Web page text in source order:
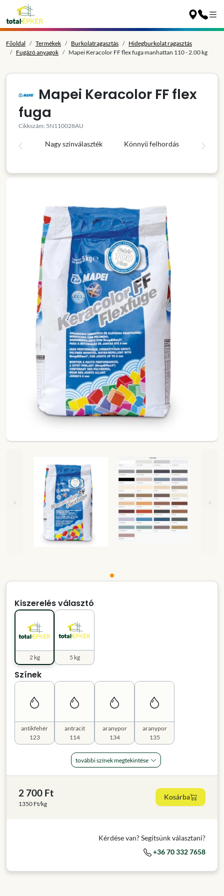
Főoldal Termékek Burkolatragasztás
Hidegburkolat ragasztás
Fugázó anyagok
Mapei Keracolor FF flex fuga manhattan 110 - 2.00 kg
Mapei Keracolor FF flex
fuga
Cikkszám: 5N110028AU
Nagy színválaszték Könnyű felhordás
« »
Kiszerelés választó
2 kg 5 kg
Színek
antikfehér
123
antracit
114
aranypor
134
aranypor
135
további színek megtekintése
2 700 Ft
1350 Ft/kg
Kosárba
Kérdése van? Segítsünk választani?
+36 70 332 7658